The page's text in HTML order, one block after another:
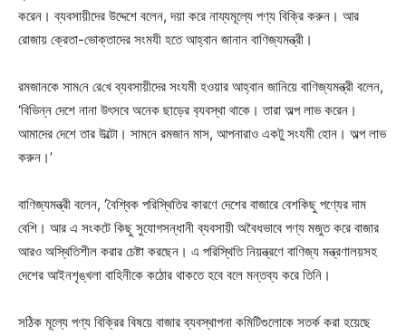
করেন। ব্যবসায়ীদের উদ্দেশে বলেন, দয়া করে নায্যমূল্যে পণ্য বিক্রি করুন। আর
রোজায় ক্রেতা-ভোক্তাদের সংমযী হতে আহ্বান জানান বাণিজ্যমন্ত্রী।
রমজানকে সাম‌নে রে‌খে ব্যবসায়ীদের সং‌যমী হওয়ার আহ্বান জানিয়ে বাণিজ্যমন্ত্রী বলেন,
‘বি‌ভিন্ন দেশে নানা উৎসবে অনেক ছাড়ের ব‌্যবস্থা থাকে। তারা অল্প লাভ করেন।
আমাদের দেশে তার উল্টো। সামনে রমজান মাস, আপনারাও একটু সং‌য‌মী হোন। অল্প লাভ
ক‌রুন।’
বাণিজ্যমন্ত্রী বলেন, ‘বৈশ্বিক পরিস্থিতির কারণে দেশের বাজারে বেশকিছু পণ্যের দাম
বেশি। আর এ সংকটে কিছু সুযোগসন্ধানী ব্যবসায়ী অবৈধভাবে পণ্য মজুত করে বাজার
আরও অস্থিতিশীল করার চেষ্টা করছেন। এ পরিস্থিতি নিয়ন্ত্রণে বাণিজ্য মন্ত্রণালয়সহ
দেশের আইনশৃঙ্খলা বাহিনীকে কঠোর থাকতে হবে বলে মন্তব্য করে তিনি।
সঠিক মূল্যে পণ্য বিক্রির বিষয়ে বাজার ব্যবস্থাপনা কমিটিগুলোকে সতর্ক করা হয়েছে